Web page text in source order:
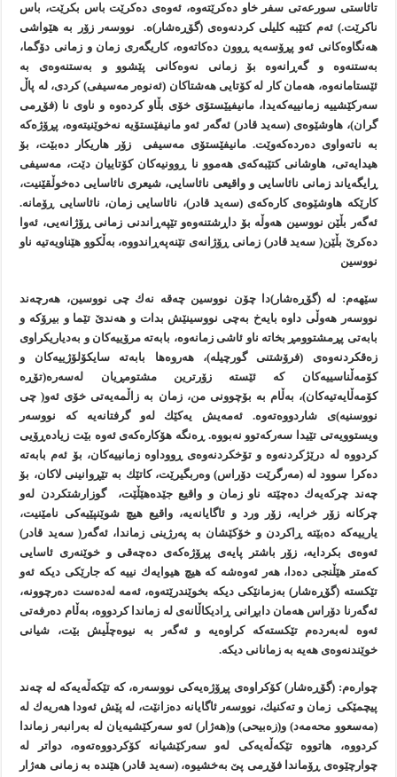
تائاستی سورعه‌تی سفر خاو ده‌كرێته‌وه‌، ئه‌وه‌ی ده‌كرێت باس بكرێت، باس
ناكرێت.) ئه‌م كتێبه‌ كلیلی كردنه‌وه‌ی (گۆڕه‌شار)ه‌. نووسه‌ر زۆر به‌ هێواشی
هه‌نگاوه‌كانی ئه‌و پڕۆسه‌یه‌ ڕوون ده‌كاته‌وه‌، كاریگه‌ری زمان و زمانی دۆگما،
به‌ستنه‌وه‌ و گه‌ڕانه‌وه‌ بۆ زمانی نه‌وه‌كانی پێشوو و به‌ستنه‌وه‌ی به‌
ئێستامانه‌وه‌، هه‌مان كار‌ له‌ كۆتایی هه‌شتاكان (ئه‌نوه‌ر مه‌سیفی) كردی، له‌ پاڵ
سه‌ركێشییه‌ زمانییه‌كه‌یدا، مانیفیێستۆی خۆی بڵاو كرده‌وه‌ و ناوی نا (فۆڕمی
گران)، هاوشێوه‌ی (سه‌ید قادر) ئه‌گه‌ر ئه‌و مانیفێستۆیه‌ نه‌خوێنیته‌وه‌، پڕۆژه‌كه‌
به‌ ناته‌واوی ده‌رده‌كه‌وێت. مانیفێستۆی مه‌سیفی زۆر هاریكار ده‌بێت، بۆ
هیدایه‌تی، هاوشانی كتێبه‌كه‌ی هه‌موو نا ڕوونیه‌كان كۆتاییان دێت، مه‌سیفی
ڕایگه‌یاند زمانی نائاسایی و واقیعی نائاسایی، شیعری نائاسایی ده‌خوڵقێنیت،
كارێكه‌ هاوشێوه‌ی كاره‌كه‌ی (سه‌ید قادر)، نائاسایی زمان، نائاسایی ڕۆمانه‌.
ئه‌گه‌ر بڵێن نووسین هه‌وڵه‌ بۆ داڕشتنه‌وه‌و تێپه‌ڕاندنی زمانی ڕۆژانه‌یی، ئه‌وا
ده‌كرێ بڵێن( سه‌ید قادر) زمانی ڕۆژانه‌ی تێنه‌په‌ڕاندووه‌، به‌ڵكوو هێناویه‌تیه‌ ناو
نووسین
سێهه‌م: له‌ (گۆڕه‌شار)دا چۆن نووسین چه‌قه‌ نه‌ك چی نووسین، هه‌رچه‌ند
نووسه‌ر هه‌وڵی داوه‌ بایه‌خ به‌چی نووسینێش بدات و هه‌ندێ تێما و بیرۆكه‌ و
بابه‌تی پڕمشتوومڕ بخاته‌ ناو ئاشی زمانه‌وه‌، بابه‌ته‌ مرۆییه‌كان و به‌دیاریكراوی
زه‌قكردنه‌وه‌ی (فرۆشتنی گورچیله‌)، هه‌روه‌ها بابه‌ته‌ سایكۆلۆژییه‌كان و
كۆمه‌ڵناسییه‌كان كه‌ ئێسته‌ زۆرترین مشتومڕیان له‌سه‌ره‌(تۆڕه‌
كۆمه‌ڵایه‌تیه‌كان)، به‌ڵام به‌ بۆچوونی من، زمان به‌ زاڵمه‌یه‌تی خۆی ئه‌و( چی
نووسنیه‌)ی شاردووه‌ته‌وه‌. ئه‌مه‌یش یه‌كێك له‌و گرفتانه‌یه‌ كه‌ نووسه‌ر
ویستوویه‌تی تێیدا سه‌ركه‌توو نه‌بووه‌. ڕه‌نگه‌ هۆكاره‌كه‌ی ئه‌وه‌ بێت زیاده‌ڕۆیی
كردووه‌ له‌ درێژكردنه‌وه و تۆخكردنه‌وه‌ی ڕووداوه‌ زمانییه‌كان، بۆ ئه‌م بابه‌ته‌
ده‌كرا سوود له‌ (مه‌رگرێت دۆراس) وه‌ربگیرێت، كاتێك به‌ تێڕوانینی لاكان، بۆ
چه‌ند چركه‌یه‌ك ده‌چێته‌ ناو زمان و واقیع جێده‌هێڵێت، گوزارشتكردن له‌و
چركانه‌ زۆر خرایه‌، زۆر ورد و ئاگایانه‌یه‌، واقیع هیچ شوێنپێیه‌كی نامێنیت،
یارییه‌كه‌ ده‌بێته‌ ڕاكردن و خۆكێشان به‌ په‌رژینی زماندا، ئه‌گه‌ر( سه‌ید قادر)
ئه‌وه‌ی بكردایه‌، زۆر باشتر پایه‌ی پڕۆژه‌كه‌ی ده‌چه‌قی و خوێنه‌ری ئاسایی
كه‌متر هێڵنجی ده‌دا، هه‌ر ئه‌وه‌شه‌ كه‌ هیچ هیوایه‌ك نییه‌ كه‌ جارێكی دیكه‌ ئه‌و
تێكسته‌ (گۆڕه‌شار) به‌زمانێكی دیكه‌ بخوێندرێته‌وه‌، ئه‌مه‌ له‌ده‌ست ده‌رچوونه‌،
ئه‌گه‌رنا دۆراس هه‌مان دابڕانی ڕادیكاڵانه‌ی له‌ زماندا كردووه‌، به‌ڵام ده‌رفه‌تی
ئه‌وه‌ له‌به‌رده‌م تێكسته‌كه‌ كراوه‌یه‌ و ئه‌گه‌ر به‌ نیوه‌چڵیش بێت، شیانی
خوێندنه‌وه‌ی هه‌یه‌ به‌ زمانانی دیكه‌.
چواره‌م: (گۆڕه‌شار) كۆكراوه‌ی پڕۆژه‌یه‌كی نووسه‌ره‌، كه‌ تێكه‌ڵه‌یه‌كه‌ له‌ چه‌ند
پیچمێكی زمان و ته‌كنیك، نووسه‌ر ئاگایانه‌ ده‌زانێت، له‌ پێش ئه‌ودا هه‌ریه‌ك له‌
(مه‌سعوو محه‌مه‌د) و(زه‌بیحی) و(هه‌ژار) ئه‌و سه‌ركێشیه‌یان له‌ به‌رانبه‌ر زماندا
كردووه‌، هاتووه‌ تێكه‌ڵه‌یه‌كی له‌و سه‌ركێشیانه‌ كۆكردووه‌ته‌وه‌، دواتر له‌
چوارچێوه‌ی ڕۆماندا فۆڕمی پێ به‌خشیوه‌، (سه‌ید قادر) هێنده‌ به‌ زمانی هه‌ژار